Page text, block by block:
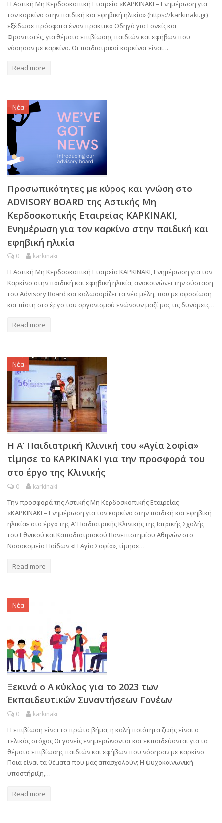
Η Αστική Μη Κερδοσκοπική Εταιρεία «ΚΑΡΚΙΝΑΚΙ – Ενημέρωση για
τον καρκίνο στην παιδική και εφηβική ηλικία» (https://karkinaki.gr)
εξέδωσε πρόσφατα έναν πρακτικό Οδηγό για Γονείς και
Φροντιστές, για θέματα επιβίωσης παιδιών και εφήβων που
νόσησαν με καρκίνο. Οι παιδιατρικοί καρκίνοι είναι…
Read more
Νέα
Προσωπικότητες με κύρος και γνώση στο
ADVISORY BOARD της Αστικής Μη
Κερδοσκοπικής Εταιρείας ΚΑΡΚΙΝΑΚΙ,
Ενημέρωση για τον καρκίνο στην παιδική και
εφηβική ηλικία
0 karkinaki
Η Αστική Μη Κερδοσκοπική Εταιρεία ΚΑΡΚΙΝΑΚΙ, Ενημέρωση για τον
Καρκίνο στην παιδική και εφηβική ηλικία, ανακοινώνει την σύσταση
του Advisory Board και καλωσορίζει τα νέα μέλη, που με αφοσίωση
και πίστη στο έργο του οργανισμού ενώνουν μαζί μας τις δυνάμεις…
Read more
Νέα
Η Α’ Παιδιατρική Κλινική του «Αγία Σοφία»
τίμησε το ΚΑΡΚΙΝΑΚΙ για την προσφορά του
στο έργο της Κλινικής
0 karkinaki
Την προσφορά της Αστικής Μη Κερδοσκοπικής Εταιρείας
«ΚΑΡΚΙΝΑΚΙ – Ενημέρωση για τον καρκίνο στην παιδική και εφηβική
ηλικία» στο έργο της Α’ Παιδιατρικής Κλινικής της Ιατρικής Σχολής
του Εθνικού και Καποδιστριακού Πανεπιστημίου Αθηνών στο
Νοσοκομείο Παίδων «Η Αγία Σοφία», τίμησε…
Read more
Νέα
Ξεκινά ο Α κύκλος για το 2023 των
Εκπαιδευτικών Συναντήσεων Γονέων
0 karkinaki
Η επιβίωση είναι το πρώτο βήμα, η καλή ποιότητα ζωής είναι ο
τελικός στόχος Οι γονείς ενημερώνονται και εκπαιδεύονται για τα
θέματα επιβίωσης παιδιών και εφήβων που νόσησαν με καρκίνο
Ποια είναι τα θέματα που μας απασχολούν; Η ψυχοκοινωνική
υποστήριξη,…
Read more